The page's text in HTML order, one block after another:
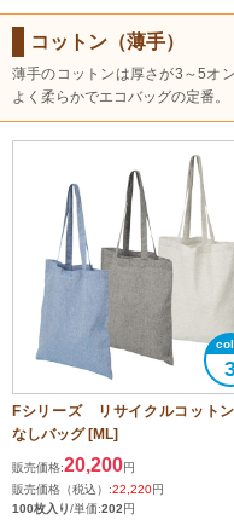
コットン（薄手）
薄手のコットンは厚さが3～5オ
よく柔らかでエコバッグの定番。
Fシリーズ リサイクルコット
なしバッグ [ML]
販売価格:20,200円
販売価格（税込）:22,220円
100枚入り/単価:202円